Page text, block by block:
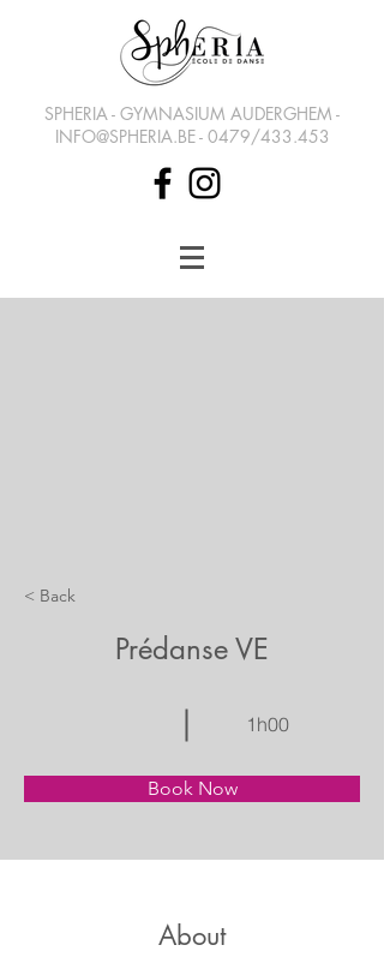
SPHERIA - GYMNASIUM AUDERGHEM -
INFO@SPHERIA.BE- 0479/433.453
< Back
Prédanse VE
1h00
Book Now
About